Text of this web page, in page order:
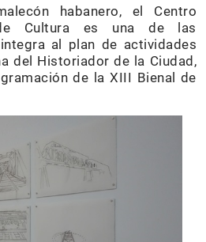
habanero, el Centro
de Cultura es una de las
al plan de actividades
del Historiador de la Ciudad,
de la XIII Bienal de